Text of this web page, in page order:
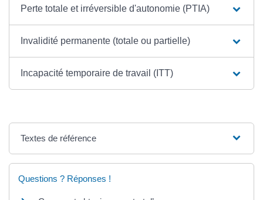
Perte totale et irréversible d'autonomie (PTIA)
Invalidité permanente (totale ou partielle)
Incapacité temporaire de travail (ITT)
Textes de référence
Questions ? Réponses !